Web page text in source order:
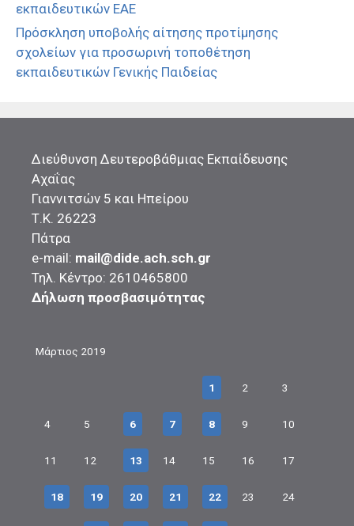
εκπαιδευτικών ΕΑΕ
Πρόσκληση υποβολής αίτησης προτίμησης
σχολείων για προσωρινή τοποθέτηση
εκπαιδευτικών Γενικής Παιδείας
Διεύθυνση Δευτεροβάθμιας Εκπαίδευσης
Αχαΐας
Γιαννιτσών 5 και Ηπείρου
Τ.Κ. 26223
Πάτρα
e-mail: mail@dide.ach.sch.gr
Τηλ. Κέντρο: 2610465800
Δήλωση προσβασιμότητας
Μάρτιος 2019
1 2 3
4 5 6 7 8 9 10
11 12 13 14 15 16 17
18 19 20 21 22 23 24